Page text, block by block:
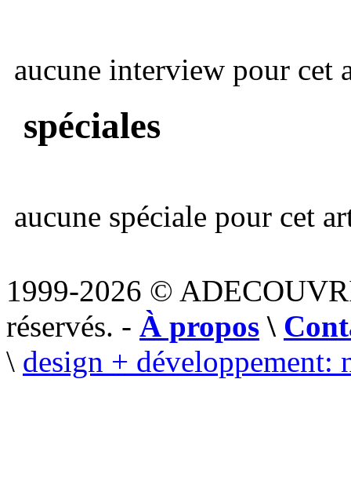
aucune interview pour cet
spéciales
aucune spéciale pour cet
1999-2026 ©
réservés. - À propos \
\ design + développement: